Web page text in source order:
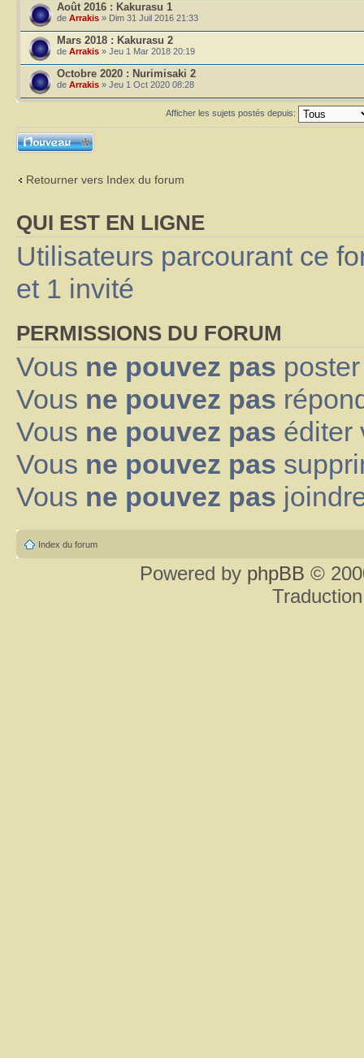
Août 2016 : Kakurasu 1
de Arrakis » Dim 31 Juil 2016 21:33
Mars 2018 : Kakurasu 2
de Arrakis » Jeu 1 Mar 2018 20:19
Octobre 2020 : Nurimisaki 2
de Arrakis » Jeu 1 Oct 2020 08:28
Afficher les sujets postés depuis:
Ecrire un nouveau
sujet
Retourner vers Index du forum
QUI EST EN LIGNE
Utilisateurs parcourant ce
et 1 invité
PERMISSIONS DU FORUM
Vous ne pouvez pas
Vous ne pouvez pas
Vous ne pouvez pas éditer
Vous ne pouvez pas
Vous ne pouvez pas
Index du forum
Powered by phpBB ©